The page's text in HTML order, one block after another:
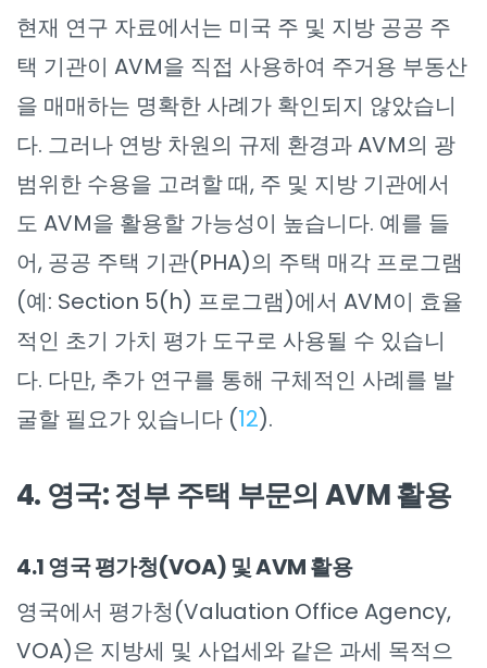
현재 연구 자료에서는 미국 주 및 지방 공공 주
택 기관이 AVM을 직접 사용하여 주거용 부동산
을 매매하는 명확한 사례가 확인되지 않았습니
다. 그러나 연방 차원의 규제 환경과 AVM의 광
범위한 수용을 고려할 때, 주 및 지방 기관에서
도 AVM을 활용할 가능성이 높습니다. 예를 들
어, 공공 주택 기관(PHA)의 주택 매각 프로그램
(예: Section 5(h) 프로그램)에서 AVM이 효율
적인 초기 가치 평가 도구로 사용될 수 있습니
다. 다만, 추가 연구를 통해 구체적인 사례를 발
굴할 필요가 있습니다 (12).
4. 영국: 정부 주택 부문의 AVM 활용
4.1 영국 평가청(VOA) 및 AVM 활용
영국에서 평가청(Valuation Office Agency,
VOA)은 지방세 및 사업세와 같은 과세 목적으